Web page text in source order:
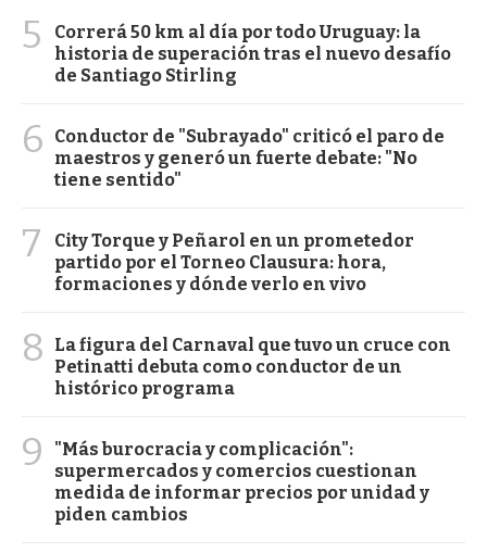
5
Correrá 50 km al día por todo Uruguay: la
historia de superación tras el nuevo desafío
de Santiago Stirling
6
Conductor de "Subrayado" criticó el paro de
maestros y generó un fuerte debate: "No
tiene sentido"
7
City Torque y Peñarol en un prometedor
partido por el Torneo Clausura: hora,
formaciones y dónde verlo en vivo
8
La figura del Carnaval que tuvo un cruce con
Petinatti debuta como conductor de un
histórico programa
9
"Más burocracia y complicación":
supermercados y comercios cuestionan
medida de informar precios por unidad y
piden cambios